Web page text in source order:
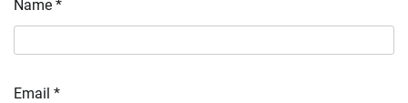
Name *
Email *